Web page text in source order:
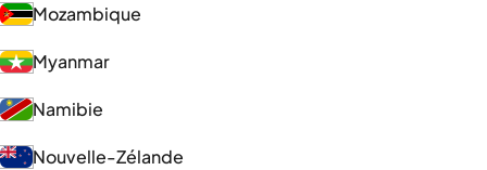
Mozambique
Myanmar
Namibie
Nouvelle-Zélande